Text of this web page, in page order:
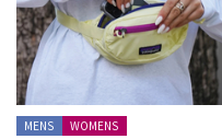
MENS
WOMENS